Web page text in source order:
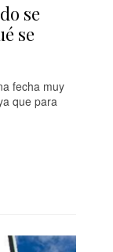
se
se
fecha muy
que para